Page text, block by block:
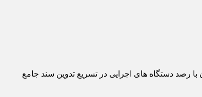
سال ۱۴۰۳ گفت: سازمان مدیریت و برنامه‌ریزی استان با رصد دستگاه های اجرایی در تسریع تدوین سند جامع